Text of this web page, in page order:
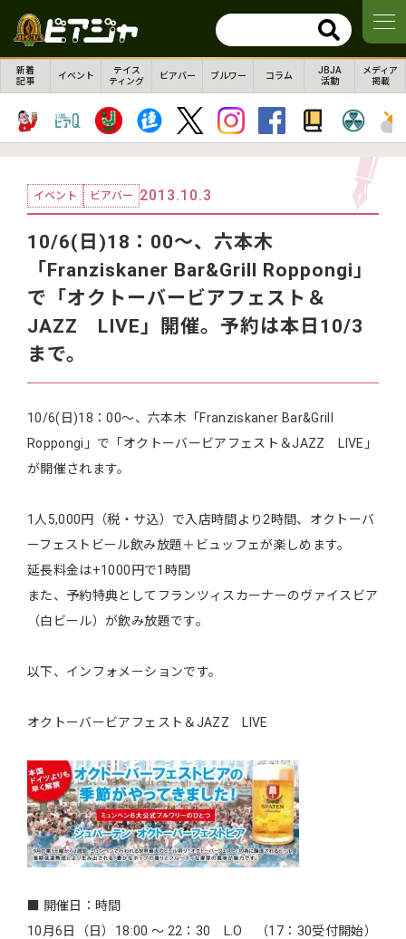
新着
記事
イベント
テイス
ティング
ビアバー ブルワー コラム
JBJA
活動
メディア
掲載
イベント ビアバー 2013.10.3
10/6(日)18：00～、六本木
「Franziskaner Bar&Grill Roppongi」
で「オクトーバービアフェスト＆
JAZZ LIVE」開催。予約は本日10/3
まで。
10/6(日)18：00～、六本木「Franziskaner Bar&Grill
Roppongi」で「オクトーバービアフェスト＆JAZZ LIVE」
が開催されます。
1人5,000円（税・サ込）で入店時間より2時間、オクトーバ
ーフェストビール飲み放題＋ビュッフェが楽しめます。
延長料金は+1000円で1時間
また、予約特典としてフランツィスカーナーのヴァイスビア
（白ビール）が飲み放題です。
以下、インフォメーションです。
オクトーバービアフェスト＆JAZZ LIVE
■ 開催日：時間
10月6日（日）18:00 ～ 22：30 L.O （17：30受付開始）